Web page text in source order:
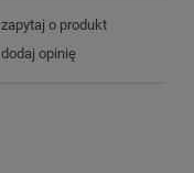
zapytaj o produkt
dodaj opinię